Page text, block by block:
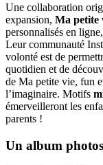
Une collaboration
expansion, Ma petite
personnalisés en
Leur communauté
volonté est de
quotidien et de
de Ma petite vie, fun
l’imaginaire. Motifs
émerveilleront les
parents !
Un album